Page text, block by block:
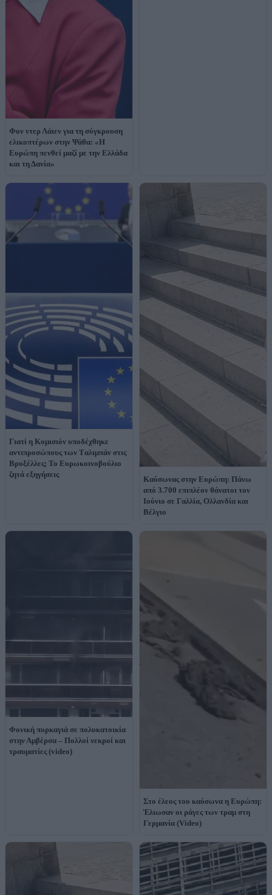
Φον ντερ Λάιεν για τη σύγκρουση
ελικοπτέρων στην Ψάθα: «Η
Ευρώπη πενθεί μαζί με την Ελλάδα
και τη Δανία»
Γιατί η Κομισιόν υποδέχθηκε
αντιπροσώπους των Tαλιμπάν στις
Βρυξέλλες; Το Ευρωκοινοβούλιο
ζητά εξηγήσεις
Καύσωνας στην Ευρώπη: Πάνω
από 3.700 επιπλέον θάνατοι τον
Ιούνιο σε Γαλλία, Ολλανδία και
Βέλγιο
Φονική πυρκαγιά σε πολυκατοικία
στην Αμβέρσα – Πολλοί νεκροί και
τραυματίες (video)
Στο έλεος του καύσωνα η Ευρώπη:
Έλιωσαν οι ράγες των τραμ στη
Γερμανία (Video)